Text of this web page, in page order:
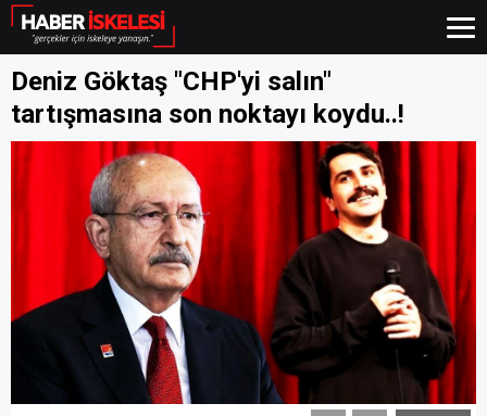
Deniz Göktaş "CHP'yi salın"
tartışmasına son noktayı koydu..!